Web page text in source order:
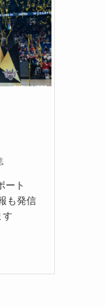
ート
も発信